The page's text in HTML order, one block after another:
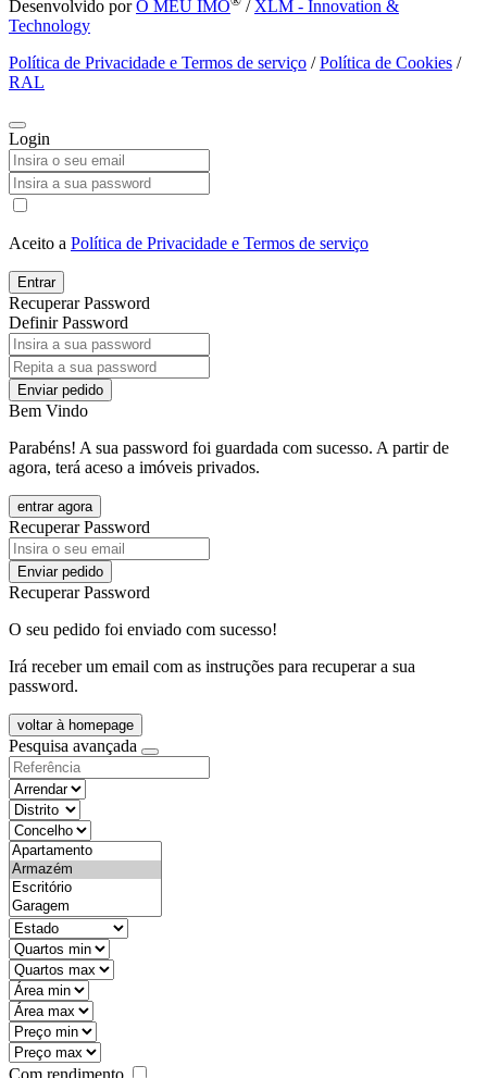
Desenvolvido porO MEU IMO / XLM - Innovation &
Technology
Política de Privacidade e Termos de serviço /Política de Cookies /
RAL
Login
Aceito a Política de Privacidade e Termos de serviço
Entrar
Recuperar Password
Definir Password
Enviar pedido
Bem Vindo
Parabéns! A sua password foi guardada com sucesso. A partir de
agora, terá aceso a imóveis privados.
entrar agora
Recuperar Password
Enviar pedido
Recuperar Password
O seu pedido foi enviado com sucesso!
Irá receber um email com as instruções para recuperar a sua
password.
voltar à homepage
Pesquisa avançada
objective
districtId
countyId
types
state
mintypo
maxtypo
minarea
maxarea
minprice
maxprice
Com rendimento